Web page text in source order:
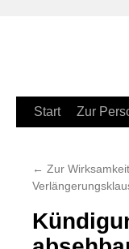
Zum
springen
Start Zur
← Zur